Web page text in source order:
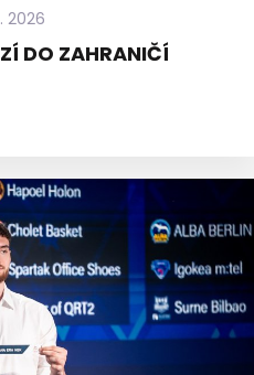
2026
DO ZAHRANIČÍ